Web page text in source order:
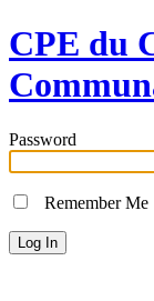
CPE du
Password
Remember Me